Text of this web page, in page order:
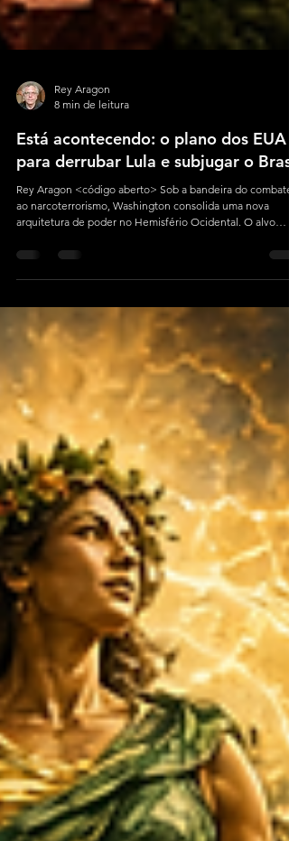
Rey Aragon
8 min de leitura
Está acontecendo: o plano dos EUA
para derrubar Lula e subjugar o
Rey Aragon <código aberto> Sob a bandeira do combate
arquitetura de poder no Hemisfério Ocidental. O alvo
imediato não é apenas um governo, mas a capacidade do
Estado brasileiro de decidir autonomamente seus
rumos.